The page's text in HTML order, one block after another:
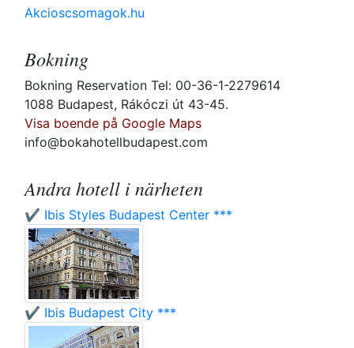
Akcioscsomagok.hu
Bokning
Bokning Reservation Tel: 00-36-1-2279614
1088 Budapest, Rákóczi út 43-45.
Visa boende på Google Maps
info@bokahotellbudapest.com
Andra hotell i närheten
✔️ Ibis Styles Budapest Center ***
✔️ Ibis Budapest City ***